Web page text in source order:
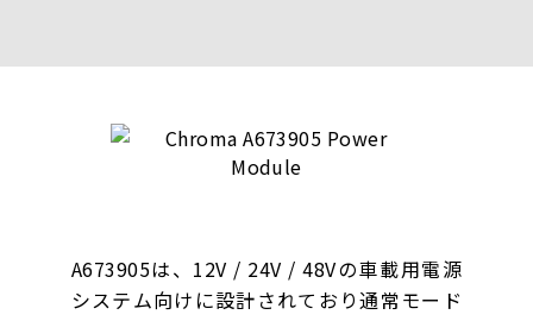
A673905は、12V / 24V / 48Vの車載用電源
システム向けに設計されており通常モード